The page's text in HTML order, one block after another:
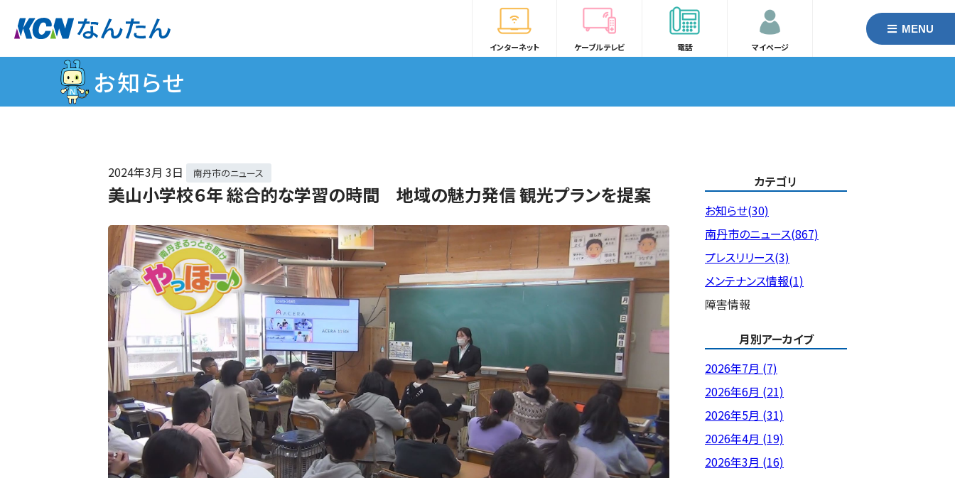
インターネット ケーブルテレビ 電話 マイページ
MENU
お知らせ
2024年3月 3日 南丹市のニュース
美山小学校６年 総合的な学習の時間 地域の魅力発信 観光プランを提案
カテゴリ
お知らせ(30)
南丹市のニュース(867)
プレスリリース(3)
メンテナンス情報(1)
障害情報
月別アーカイブ
2026年7月 (7)
2026年6月 (21)
2026年5月 (31)
2026年4月 (19)
2026年3月 (16)